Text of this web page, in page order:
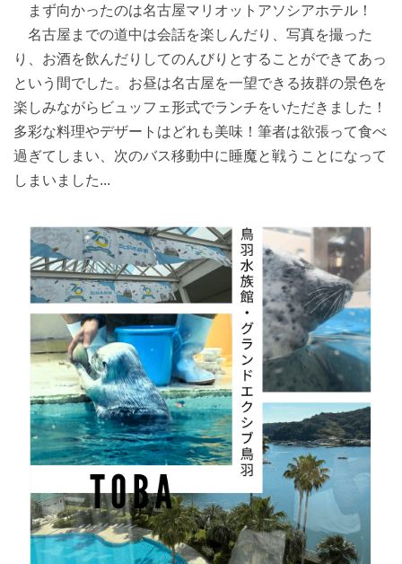
まず向かったのは名古屋マリオットアソシアホテル！
名古屋までの道中は会話を楽しんだり、写真を撮った
り、お酒を飲んだりしてのんびりとすることができてあっ
という間でした。お昼は名古屋を一望できる抜群の景色を
楽しみながらビュッフェ形式でランチをいただきました！
多彩な料理やデザートはどれも美味！筆者は欲張って食べ
過ぎてしまい、次のバス移動中に睡魔と戦うことになって
しまいました...